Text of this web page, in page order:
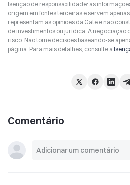
Isenção de responsabilidade: as
origem em fontes terceiras e servem
representam as opiniões da Gate e não
de investimentos ou jurídica. A negociação
risco. Não tome decisões baseando-se
página. Para mais detalhes, consulte a
Comentário